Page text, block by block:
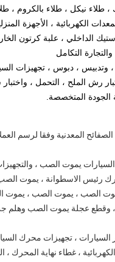
، طلاء نيكل ، طلاء بالكروم
الكهربائية ، الأجهزة
الداخلي ، علبة كرتون
التكامل
، وتدبيس ، دبوس ، تجهيزات
رش الملح ، التحمل ،
الجودة المتخصصة.
المعدنية وفقا لرسم
يموت الصب ،
رئيس الاسطوانة ، يموت
الصب ، يموت الصب ،
وقطع عجلة يموت الصب وهلم
السيارات ، تجهيزات محرك
، غطاء نهاية المحرك